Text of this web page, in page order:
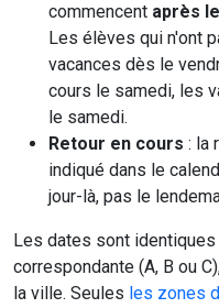
commencent après
Les élèves qui n'ont
vacances dès le
cours le samedi, les
le samedi.
Retour en cours : la
indiqué dans le
jour-là, pas le
Les dates sont
correspondante (A, B ou
la ville. Seules les zones